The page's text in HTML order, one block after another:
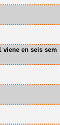
viene en seis sem